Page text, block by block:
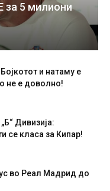
за 5 милиони
и натаму е
не е доволно!
Дивизија:
се класа за Кипар!
во Реал Мадрид до